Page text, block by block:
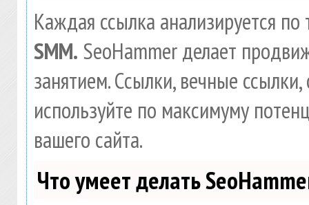
Каждая ссылка анализируется
SMM. SeoHammer делает
занятием. Ссылки, вечные
используйте по максимуму
вашего сайта.
Что умеет делать